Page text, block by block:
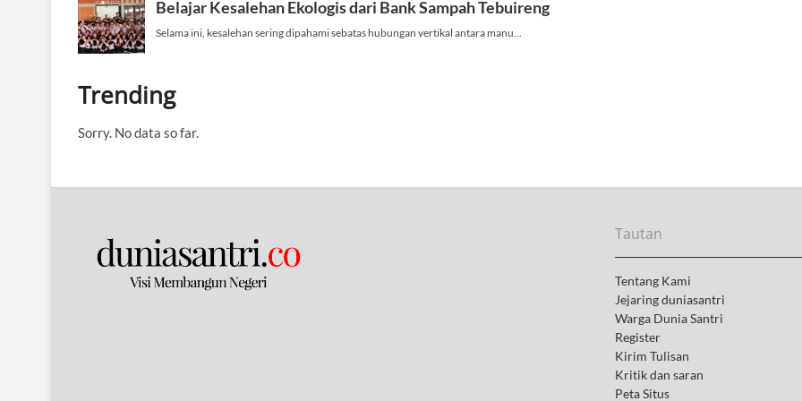
u
m
i
Trending
Sorry. No data so far.
Tautan
Tentang Kami
Jejaring duniasantri
Warga Dunia Santri
Register
Kirim Tulisan
Kritik dan saran
Peta Situs